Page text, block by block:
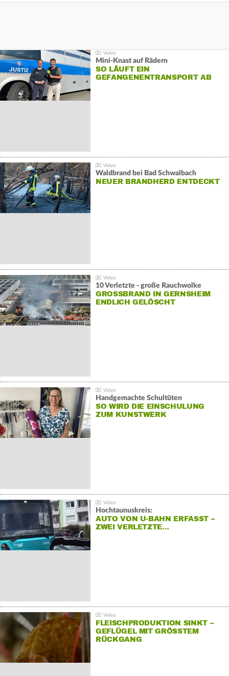
Mini-Knast auf Rädern
SO LÄUFT EIN
GEFANGENENTRANSPORT AB
Waldbrand bei Bad Schwalbach
NEUER BRANDHERD ENTDECKT
10 Verletzte - große Rauchwolke
GROSSBRAND IN GERNSHEIM E
NDLICH GELÖSCHT
Handgemachte Schultüten
SO WIRD DIE EINSCHULUNG
ZUM KUNSTWERK
Hochtaunuskreis:
AUTO VON U-BAHN ERFASST –
ZWEI VERLETZTE…
FLEISCHPRODUKTION SINKT –
GEFLÜGEL MIT GRÖSSTEM R
ÜCKGANG